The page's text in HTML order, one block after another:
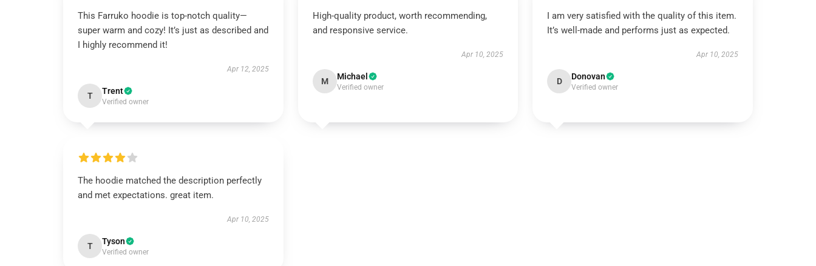
This Farruko hoodie is top-notch quality—
super warm and cozy! It’s just as described and
I highly recommend it!
Apr 12, 2025
T Trent
Verified owner
High-quality product, worth recommending,
and responsive service.
Apr 10, 2025
M Michael
Verified owner
I am very satisfied with the quality of this item.
It’s well-made and performs just as expected.
Apr 10, 2025
D Donovan
Verified owner
The hoodie matched the description perfectly
and met expectations. great item.
Apr 10, 2025
T Tyson
Verified owner